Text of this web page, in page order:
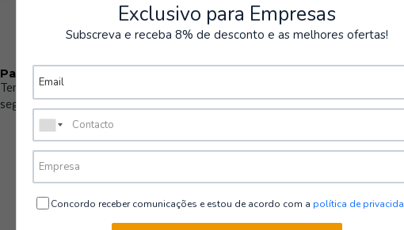
Pagamentos Seguros
Temos vários métodos de pagamento
seguros
encomenda
Vestuário de Laboral
Exclusivo para Empresas
Subscreva e receba 8% de desconto e as melhores ofertas!
Concordo receber comunicações e estou de acordo com a política de